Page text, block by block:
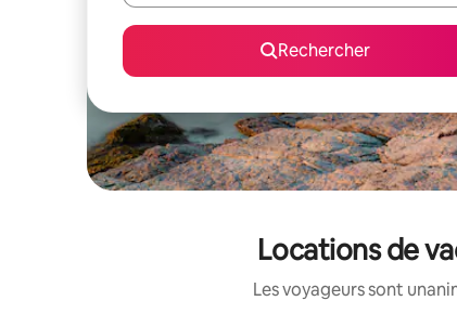
Rechercher
Locations de
Les voyageurs sont